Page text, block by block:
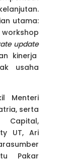
utama:
update
kinerja
usaha
Menteri
serta
Capital,
UT, Ari
Pakar